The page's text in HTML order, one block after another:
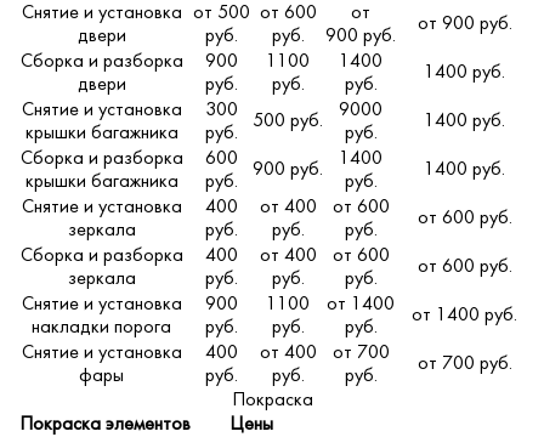
Снятие и установка
двери
от 500
руб.
от 600
руб.
от
900 руб.
от 900 руб.
Сборка и разборка
двери
900
руб.
1100
руб.
1400
руб.
1400 руб.
Снятие и установка
крышки багажника
300
руб.
500 руб.
9000
руб.
1400 руб.
Сборка и разборка
крышки багажника
600
руб.
900 руб.
1400
руб.
1400 руб.
Снятие и установка
зеркала
400
руб.
от 400
руб.
от 600
руб.
от 600 руб.
Сборка и разборка
зеркала
400
руб.
от 400
руб.
от 600
руб.
от 600 руб.
Снятие и установка
накладки порога
900
руб.
1100
руб.
от 1400
руб.
от 1400 руб.
Снятие и установка
фары
400
руб.
от 400
руб.
от 700
руб.
от 700 руб.
Покраска
Покраска элементов
Цены